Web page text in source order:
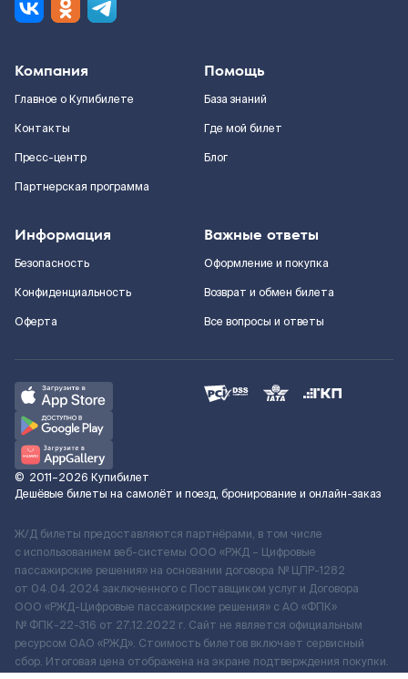
Компания
Главное о Купибилете
Контакты
Пресс-центр
Партнерская программа
Помощь
База знаний
Где мой билет
Блог
Информация
Безопасность
Конфиденциальность
Оферта
Важные ответы
Оформление и покупка
Возврат и обмен билета
Все вопросы и ответы
© 2011–2026 Купибилет
Дешёвые билеты на самолёт и поезд, бронирование и онлайн-заказ
Ж/Д билеты предоставляются партнёрами, в том числе
с использованием веб-системы ООО «РЖД – Цифровые
пассажирские решения» на основании договора № ЦПР-1282
от 04.04.2024 заключенного с Поставщиком услуг и Договора
ООО «РЖД-Цифровые пассажирские решения» c АО «ФПК»
№ ФПК-22-316 от 27.12.2022 г. Сайт не является официальным
ресурсом ОАО «РЖД». Стоимость билетов включает сервисный
сбор. Итоговая цена отображена на экране подтверждения покупки.